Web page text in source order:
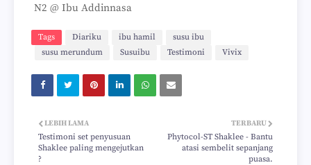
N2 @ Ibu Addinnasa
Tags Diariku ibu hamil
susu ibu
susu merundum
Susuibu Testimoni Vivix
TERBARU
Phytocol-ST Shaklee - Bantu
atasi sembelit sepanjang
puasa.
LEBIH LAMA
Testimoni set penyusuan
Shaklee paling mengejutkan
?